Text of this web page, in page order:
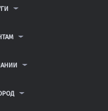
РАБОТЫ
ОТВЕТЫ